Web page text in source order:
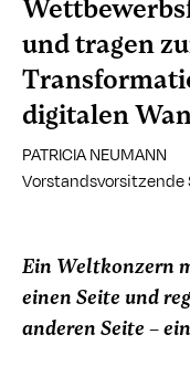
und tragen
digitalen
PATRICIA NEUMANN
Vorstandsvorsitzende
Ein Weltkonzern
einen Seite und
anderen Seite –